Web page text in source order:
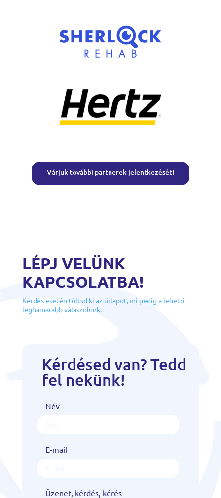
Várjuk további partnerek jelentkezését!
LÉPJ VELÜNK
KAPCSOLATBA!
Kérdés esetén töltsd ki az űrlapot, mi pedig a lehető
leghamarabb válaszolunk.
Kérdésed van? Tedd
fel nekünk!
Név
E-mail
Üzenet, kérdés, kérés